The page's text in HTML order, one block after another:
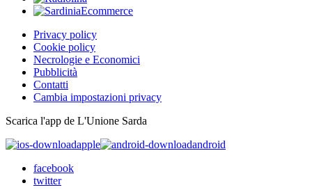
Privacy policy
Cookie policy
Necrologie e Economici
Pubblicità
Contatti
Cambia impostazioni privacy
Scarica l'app de L'Unione Sarda
apple
android
facebook
twitter